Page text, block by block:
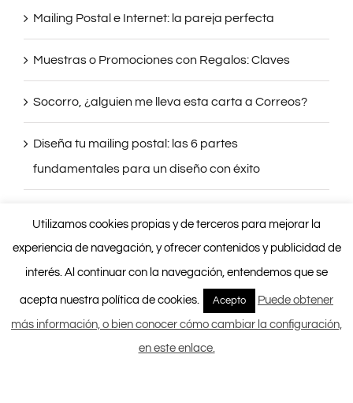
Mailing Postal e Internet: la pareja perfecta
Muestras o Promociones con Regalos: Claves
Socorro, ¿alguien me lleva esta carta a Correos?
Diseña tu mailing postal: las 6 partes
fundamentales para un diseño con éxito
GALLERY
Utilizamos cookies propias y de terceros para mejorar la
experiencia de navegación, y ofrecer contenidos y publicidad de
interés. Al continuar con la navegación, entendemos que se
acepta nuestra política de cookies. Acepto Puede obtener
más información, o bien conocer cómo cambiar la configuración,
en este enlace.